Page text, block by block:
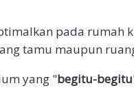
pada rumah
tamu maupun
yang "begitu-begitu